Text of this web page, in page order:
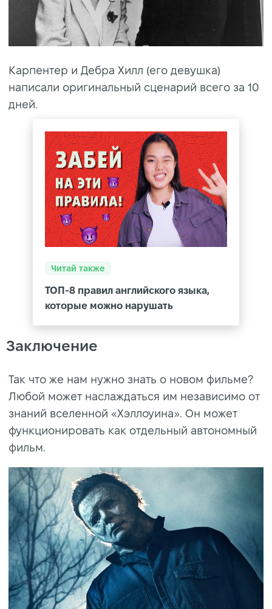
Карпентер и Дебра Хилл (его девушка)
написали оригинальный сценарий всего за 10
дней.
Читай также
ТОП-8 правил английского языка,
которые можно нарушать
Заключение
Так что же нам нужно знать о новом фильме?
Любой может наслаждаться им независимо от
знаний вселенной «Хэллоуина». Он может
функционировать как отдельный автономный
фильм.